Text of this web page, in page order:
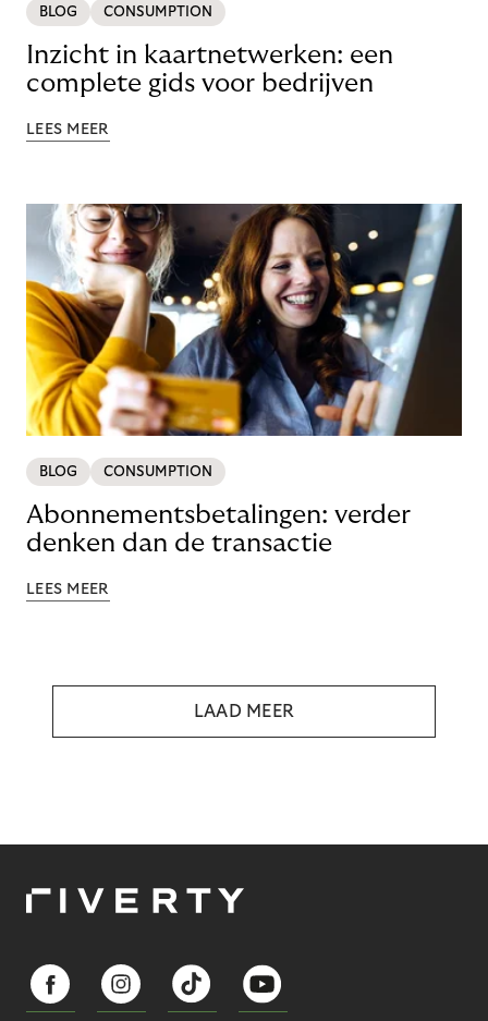
BLOG CONSUMPTION
Inzicht in kaartnetwerken: een
complete gids voor bedrijven
LEES MEER
BLOG CONSUMPTION
Abonnementsbetalingen: verder
denken dan de transactie
LEES MEER
LAAD MEER